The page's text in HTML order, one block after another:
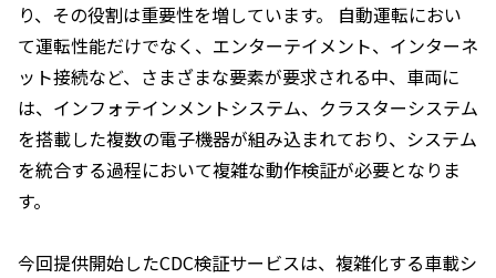
り、その役割は重要性を増しています。 自動運転におい
て運転性能だけでなく、エンターテイメント、インターネ
ット接続など、さまざまな要素が要求される中、車両に
は、インフォテインメントシステム、クラスターシステム
を搭載した複数の電子機器が組み込まれており、システム
を統合する過程において複雑な動作検証が必要となりま
す。
今回提供開始したCDC検証サービスは、複雑化する車載シ